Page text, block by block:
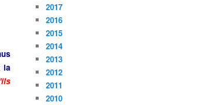
la
2017
2016
2015
2014
2013
2012
2011
2010